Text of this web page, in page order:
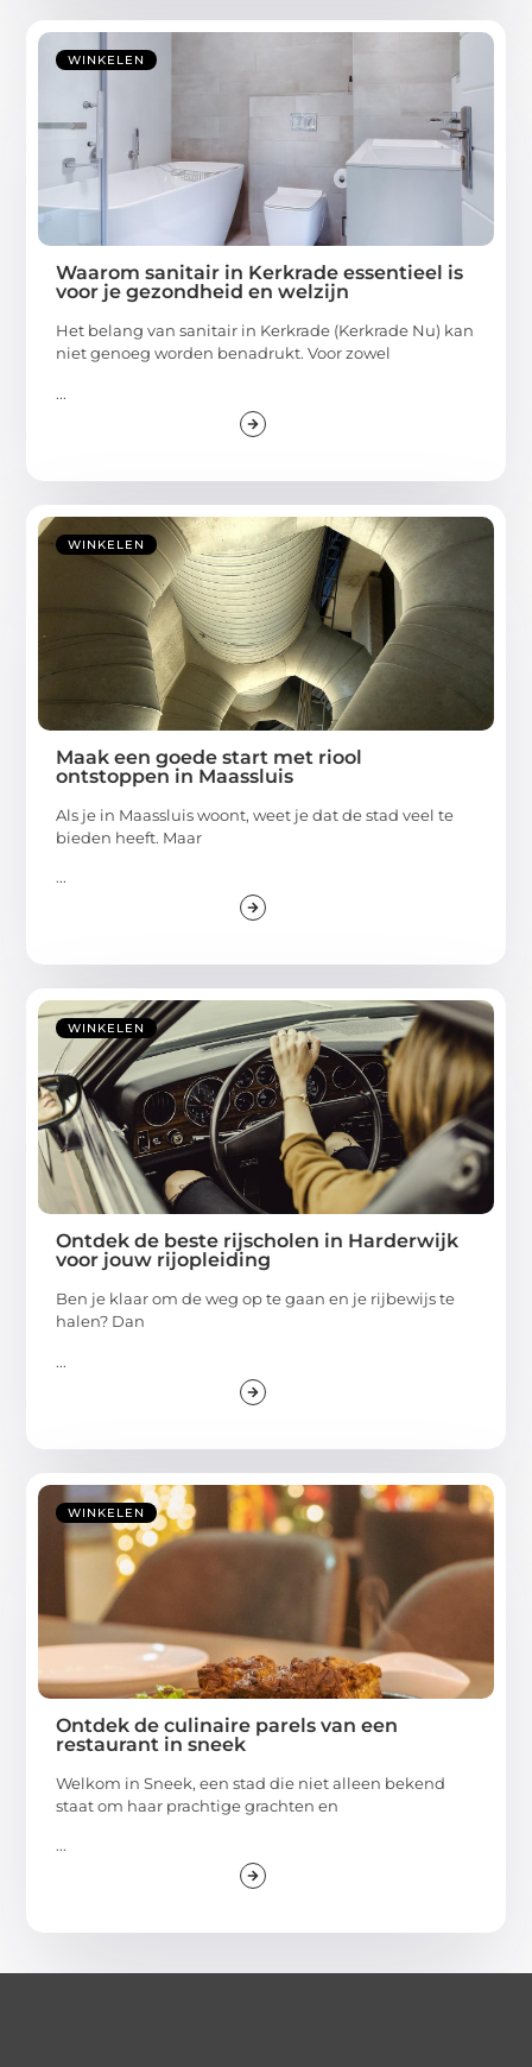
WINKELEN
Waarom sanitair in Kerkrade essentieel is
voor je gezondheid en welzijn
Het belang van sanitair in Kerkrade (Kerkrade Nu) kan
niet genoeg worden benadrukt. Voor zowel
...
WINKELEN
Maak een goede start met riool
ontstoppen in Maassluis
Als je in Maassluis woont, weet je dat de stad veel te
bieden heeft. Maar
...
WINKELEN
Ontdek de beste rijscholen in Harderwijk
voor jouw rijopleiding
Ben je klaar om de weg op te gaan en je rijbewijs te
halen? Dan
...
WINKELEN
Ontdek de culinaire parels van een
restaurant in sneek
Welkom in Sneek, een stad die niet alleen bekend
staat om haar prachtige grachten en
...